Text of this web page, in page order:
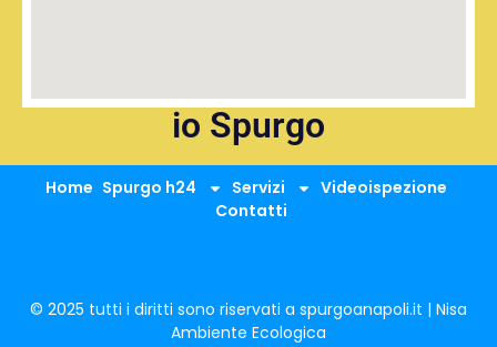
io Spurgo
Home Spurgo h24 Servizi
Videoispezione
Contatti
© 2025 tutti i diritti sono riservati a spurgoanapoli.it | Nisa
Ambiente Ecologica